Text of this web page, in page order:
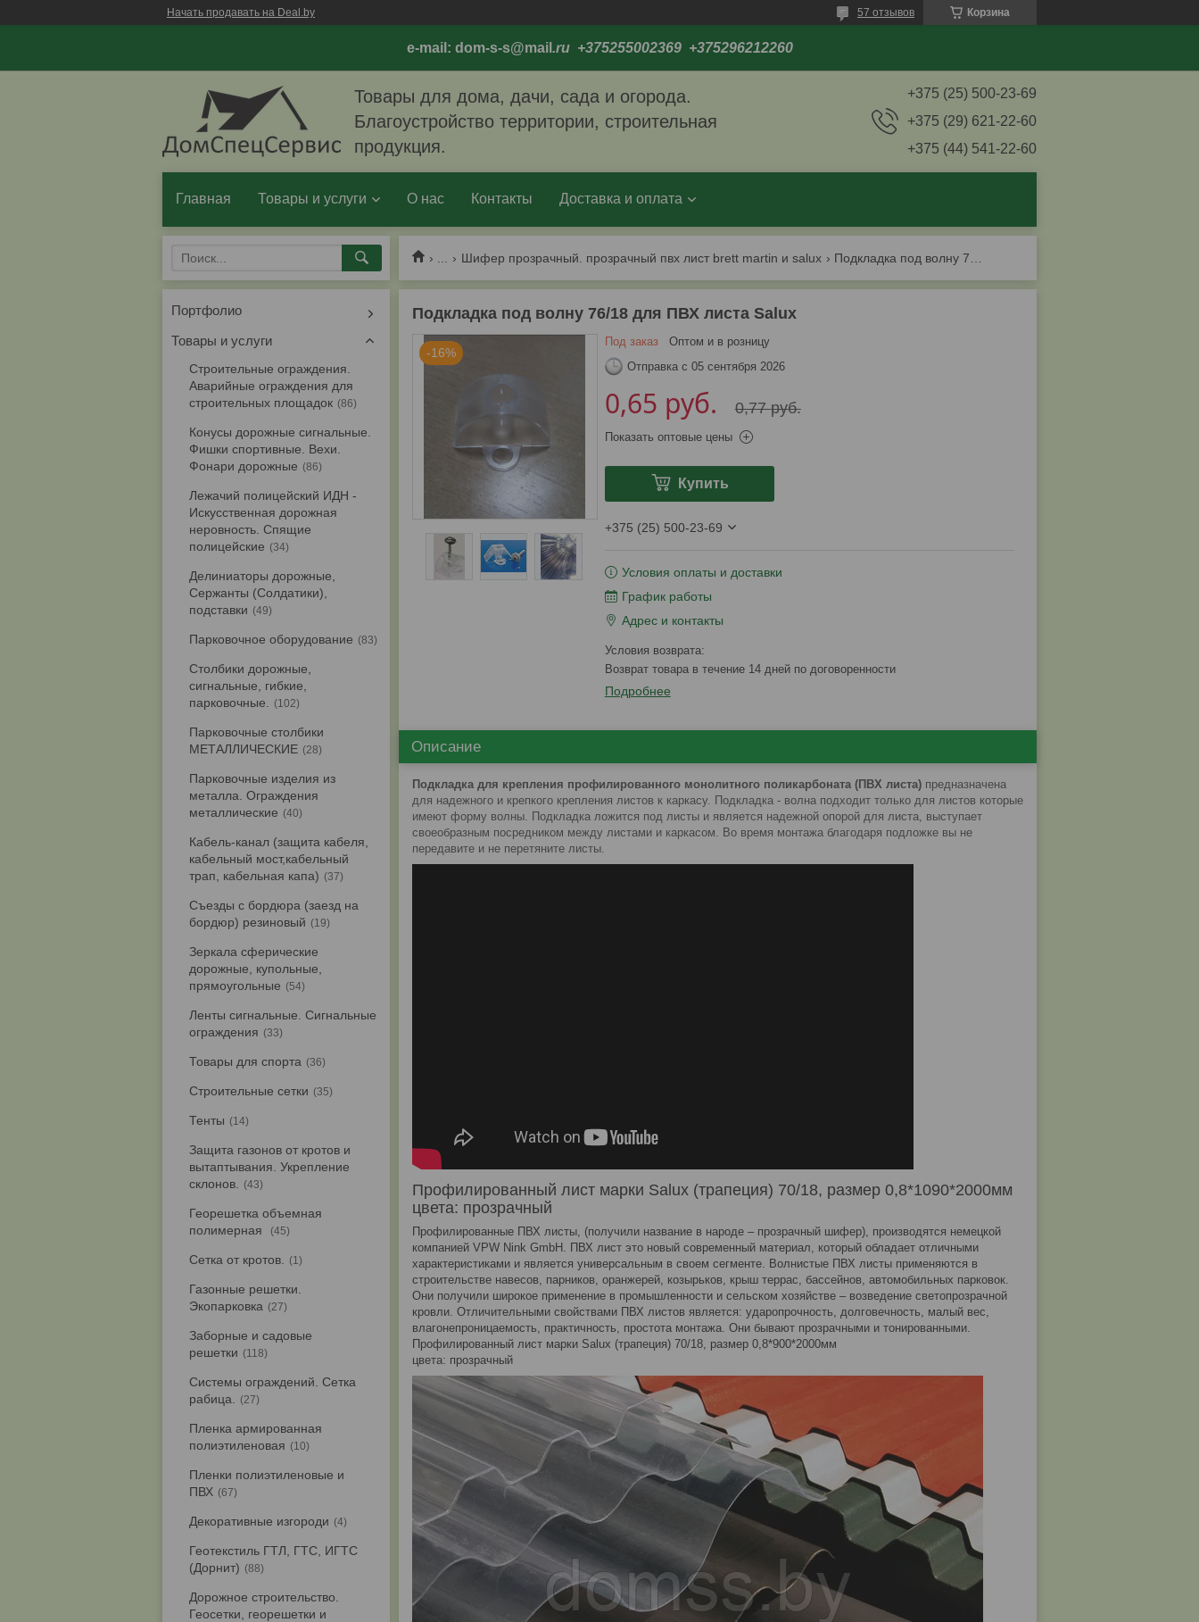
Начать продавать на Deal.by Корзина
57 отзывов
e-mail: dom-s-s@mail .ru +375255002369 +375296212260
Товары для дома, дачи, сада и огорода.
Благоустройство территории, строительная
продукция.
+375 (25) 500-23-69
+375 (29) 621-22-60
+375 (44) 541-22-60
Главная Товары и услуги О нас Контакты Доставка и оплата
Шифер прозрачный. прозрачный пвх лист brett martin и salux
Подкладка под волну 76/18 для ПВХ листа Salux
-16%
Под заказ
Оптом и в розницу
Отправка с 05 сентября 2026
0,77руб.
0,65 руб.
Показать оптовые цены
Купить
+375 (25) 500-23-69
Условия оплаты и доставки
График работы
Адрес и контакты
возврат товара в течение 14 дней по договоренности
Подробнее
Описание
Подкладка для крепления профилированного монолитного поликарбоната (ПВХ листа) предназначена
для надежного и крепкого крепления листов к каркасу. Подкладка - волна подходит только для листов которые
имеют форму волны. Подкладка ложится под листы и является надежной опорой для листа, выступает
своеобразным посредником между листами и каркасом. Во время монтажа благодаря подложке вы не
передавите и не перетяните листы.
Профилированный лист марки Salux (трапеция) 70/18, размер 0,8*1090*2000мм
цвета: прозрачный
Профилированные ПВХ листы, (получили название в народе – прозрачный шифер), производятся немецкой
компанией VPW Nink GmbH. ПВХ лист это новый современный материал, который обладает отличными
характеристиками и является универсальным в своем сегменте. Волнистые ПВХ листы применяются в
строительстве навесов, парников, оранжерей, козырьков, крыш террас, бассейнов, автомобильных парковок.
Они получили широкое применение в промышленности и сельском хозяйстве – возведение светопрозрачной
кровли. Отличительными свойствами ПВХ листов является: ударопрочность, долговечность, малый вес,
влагонепроницаемость, практичность, простота монтажа. Они бывают прозрачными и тонированными.
Профилированный лист марки Salux (трапеция) 70/18, размер 0,8*900*2000мм
цвета: прозрачный
Портфолио
Товары и услуги
Строительные ограждения.
Аварийные ограждения для
строительных площадок
86
Конусы дорожные сигнальные.
Фишки спортивные. Вехи.
Фонари дорожные
86
Лежачий полицейский ИДН -
Искусственная дорожная
неровность. Спящие
полицейские
34
Делиниаторы дорожные,
Сержанты (Солдатики),
подставки
49
Парковочное оборудование 83
Столбики дорожные,
сигнальные, гибкие,
парковочные.
102
Парковочные столбики
МЕТАЛЛИЧЕСКИЕ
28
Парковочные изделия из
металла. Ограждения
металлические
40
Кабель-канал (защита кабеля,
кабельный мост,кабельный
трап, кабельная капа)
37
Съезды с бордюра (заезд на
бордюр) резиновый
19
Зеркала сферические
дорожные, купольные,
прямоугольные
54
Ленты сигнальные. Сигнальные
ограждения
33
Товары для спорта 36
Строительные сетки 35
Тенты 14
Защита газонов от кротов и
вытаптывания. Укрепление
склонов.
43
Георешетка объемная
полимерная
45
Сетка от кротов. 1
Газонные решетки.
Экопарковка
27
Заборные и садовые
решетки
118
Системы ограждений. Сетка
рабица.
27
Пленка армированная
полиэтиленовая
10
Пленки полиэтиленовые и
ПВХ
67
Декоративные изгороди 4
Геотекстиль ГТЛ, ГТС, ИГТС
(Дорнит)
88
Дорожное строительство.
Геосетки, георешетки и